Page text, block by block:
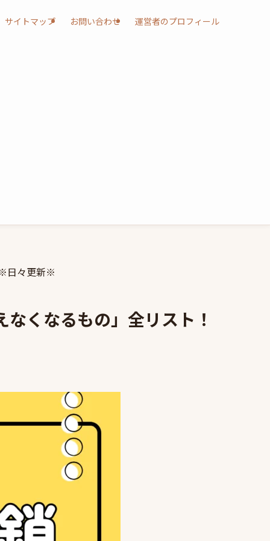
サイトマップ お問い合わせ 運営者のプロフィール
※日々更新※
くなるもの」全リスト！